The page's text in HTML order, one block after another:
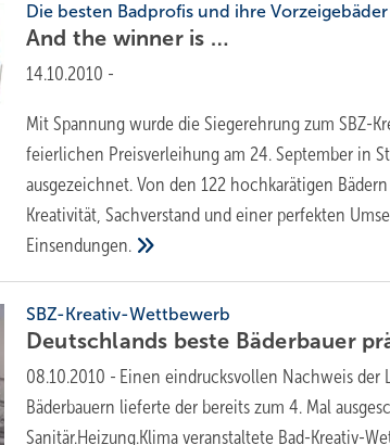
Die besten Badprofis und ihre Vorzeigebäder
And the winner is …
14.10.2010 -
Mit Spannung wurde die Siegerehrung zum SBZ-
feierlichen Preisverleihung am 24. September in
ausgezeichnet. Von den 122 hochkarätigen
Kreativität, Sachverstand und einer perfekten
Einsendungen.
SBZ-Kreativ-Wettbewerb
Deutschlands beste Bäderbauer
08.10.2010 - Einen eindrucksvollen Nachweis der
Bäderbauern lieferte der bereits zum 4. Mal
Sanitär.Heizung.Klima veranstaltete Bad-Kreativ-